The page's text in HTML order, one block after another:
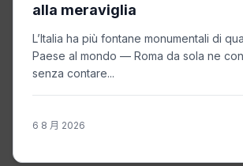
alla meraviglia
L’Italia ha più fontane monumentali di
Paese al mondo — Roma da sola ne
senza contare...
6 8 月 2026